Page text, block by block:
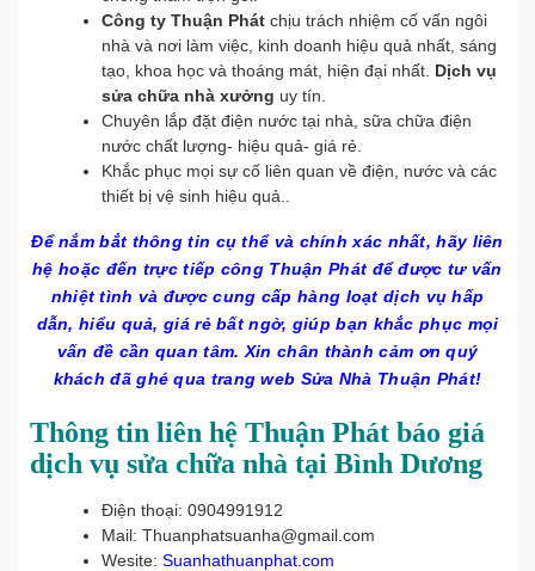
Công ty Thuận Phát chịu trách nhiệm cố vấn ngôi
nhà và nơi làm việc, kinh doanh hiệu quả nhất, sáng
tạo, khoa học và thoáng mát, hiện đại nhất. Dịch vụ
sửa chữa nhà xưởng uy tín.
Chuyên lắp đặt điện nước tại nhà, sữa chữa điện
nước chất lượng- hiệu quả- giá rẻ.
Khắc phục mọi sự cố liên quan về điện, nước và các
thiết bị vệ sinh hiệu quả..
Để nắm bắt thông tin cụ thể và chính xác nhất, hãy liên
hệ hoặc đến trực tiếp công Thuận Phát để được tư vấn
nhiệt tình và được cung cấp hàng loạt dịch vụ hấp
dẫn, hiểu quả, giá rẻ bất ngờ, giúp bạn khắc phục mọi
vấn đề cần quan tâm. Xin chân thành cảm ơn quý
khách đã ghé qua trang web Sửa Nhà Thuận Phát!
Thông tin liên hệ Thuận Phát báo giá
dịch vụ sửa chữa nhà tại Bình Dương
Điện thoại: 0904991912
Mail: Thuanphatsuanha@gmail.com
Wesite: Suanhathuanphat.com